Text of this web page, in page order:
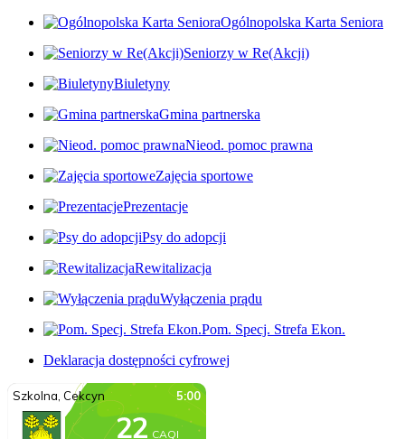
Ogólnopolska Karta Seniora
Seniorzy w Re(Akcji)
Biuletyny
Gmina partnerska
Nieod. pomoc prawna
Zajęcia sportowe
Prezentacje
Psy do adopcji
Rewitalizacja
Wyłączenia prądu
Pom. Specj. Strefa Ekon.
Deklaracja dostępności cyfrowej